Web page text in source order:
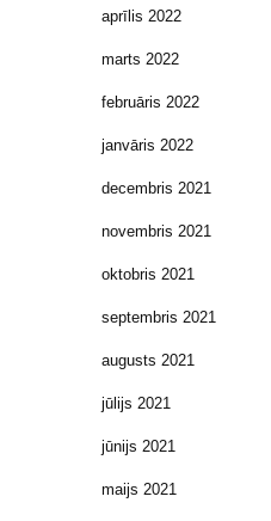
aprīlis 2022
marts 2022
februāris 2022
janvāris 2022
decembris 2021
novembris 2021
oktobris 2021
septembris 2021
augusts 2021
jūlijs 2021
jūnijs 2021
maijs 2021